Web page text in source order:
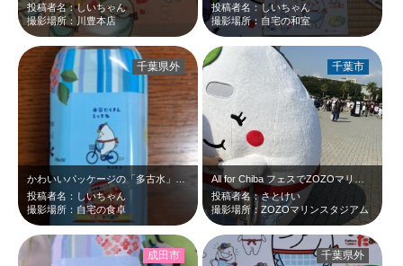
投稿者名：しいちゃん
撮影場所：川豊本店
投稿者名：しいちゃん
撮影場所：自宅の和室
投稿者名：しいちゃん
撮影場所：自宅の食卓
千葉県外
投稿者名：さとけい
撮影場所：ZOZOマリンスタジアム
千葉市
成田市 千葉県外